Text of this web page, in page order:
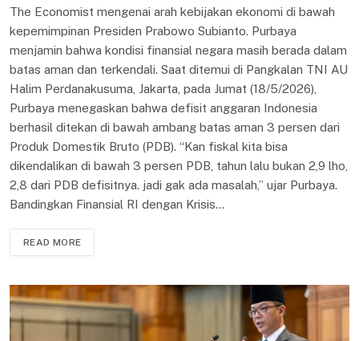
The Economist mengenai arah kebijakan ekonomi di bawah
kepemimpinan Presiden Prabowo Subianto. Purbaya
menjamin bahwa kondisi finansial negara masih berada dalam
batas aman dan terkendali. Saat ditemui di Pangkalan TNI AU
Halim Perdanakusuma, Jakarta, pada Jumat (18/5/2026),
Purbaya menegaskan bahwa defisit anggaran Indonesia
berhasil ditekan di bawah ambang batas aman 3 persen dari
Produk Domestik Bruto (PDB). “Kan fiskal kita bisa
dikendalikan di bawah 3 persen PDB, tahun lalu bukan 2,9 lho,
2,8 dari PDB defisitnya. jadi gak ada masalah,” ujar Purbaya.
Bandingkan Finansial RI dengan Krisis…
READ MORE